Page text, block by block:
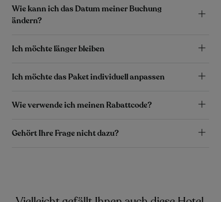
Wie kann ich das Datum meiner Buchung
ändern?
Ich möchte länger bleiben
Ich möchte das Paket individuell anpassen
Wie verwende ich meinen Rabattcode?
Gehört Ihre Frage nicht dazu?